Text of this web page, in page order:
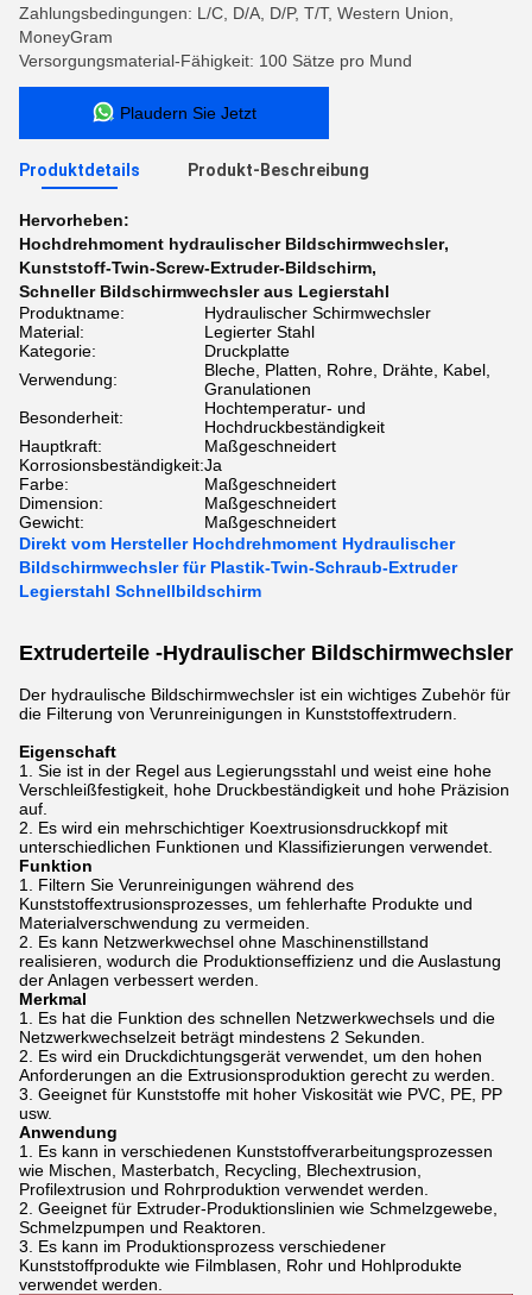
Zahlungsbedingungen: L/C, D/A, D/P, T/T, Western Union,
MoneyGram
Versorgungsmaterial-Fähigkeit: 100 Sätze pro Mund
Plaudern Sie Jetzt
Produktdetails Produkt-Beschreibung
Hervorheben:
Hochdrehmoment hydraulischer Bildschirmwechsler,
Kunststoff-Twin-Screw-Extruder-Bildschirm,
Schneller Bildschirmwechsler aus Legierstahl
Produktname:
Hydraulischer Schirmwechsler
Material:
Legierter Stahl
Kategorie:
Druckplatte
Verwendung:
Bleche, Platten, Rohre, Drähte, Kabel,
Granulationen
Besonderheit:
Hochtemperatur- und
Hochdruckbeständigkeit
Hauptkraft:
Maßgeschneidert
Korrosionsbeständigkeit:Ja
Farbe:
Maßgeschneidert
Dimension:
Maßgeschneidert
Gewicht:
Maßgeschneidert
Direkt vom Hersteller Hochdrehmoment Hydraulischer
Bildschirmwechsler für Plastik-Twin-Schraub-Extruder
Legierstahl Schnellbildschirm
Extruderteile -Hydraulischer Bildschirmwechsler
Der hydraulische Bildschirmwechsler ist ein wichtiges Zubehör für
die Filterung von Verunreinigungen in Kunststoffextrudern.
Eigenschaft
Sie ist in der Regel aus Legierungsstahl und weist eine hohe
Verschleißfestigkeit, hohe Druckbeständigkeit und hohe Präzision
auf.
Es wird ein mehrschichtiger Koextrusionsdruckkopf mit
unterschiedlichen Funktionen und Klassifizierungen verwendet.
Funktion
Filtern Sie Verunreinigungen während des
Kunststoffextrusionsprozesses, um fehlerhafte Produkte und
Materialverschwendung zu vermeiden.
Es kann Netzwerkwechsel ohne Maschinenstillstand
realisieren, wodurch die Produktionseffizienz und die Auslastung
der Anlagen verbessert werden.
Merkmal
Es hat die Funktion des schnellen Netzwerkwechsels und die
Netzwerkwechselzeit beträgt mindestens 2 Sekunden.
Es wird ein Druckdichtungsgerät verwendet, um den hohen
Anforderungen an die Extrusionsproduktion gerecht zu werden.
Geeignet für Kunststoffe mit hoher Viskosität wie PVC, PE, PP
usw.
Anwendung
Es kann in verschiedenen Kunststoffverarbeitungsprozessen
wie Mischen, Masterbatch, Recycling, Blechextrusion,
Profilextrusion und Rohrproduktion verwendet werden.
Geeignet für Extruder-Produktionslinien wie Schmelzgewebe,
Schmelzpumpen und Reaktoren.
Es kann im Produktionsprozess verschiedener
Kunststoffprodukte wie Filmblasen, Rohr und Hohlprodukte
verwendet werden.